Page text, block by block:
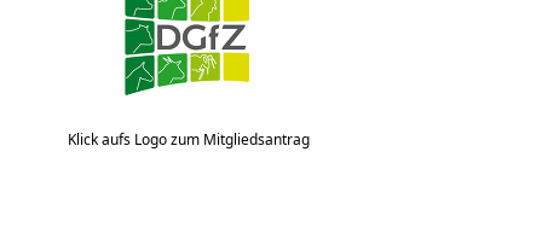
Klick aufs Logo zum Mitgliedsantrag